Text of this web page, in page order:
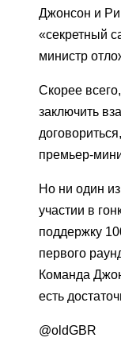
Джонсон и
«секретный
министр
Скорее
заключить
премьер-
Но ни один
участии в
поддержку
первого
Команда
есть
@oldGBR